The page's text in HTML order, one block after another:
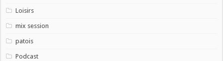
Loisirs
mix session
patois
Podcast